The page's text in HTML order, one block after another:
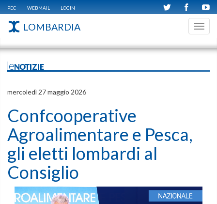
PEC WEBMAIL LOGIN
LOMBARDIA
leNOTIZIE
mercoledì 27 maggio 2026
Confcooperative
Agroalimentare e Pesca,
gli eletti lombardi al
Consiglio